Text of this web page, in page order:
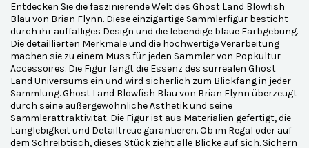
Entdecken Sie die faszinierende Welt des Ghost Land Blowfish
Blau von Brian Flynn. Diese einzigartige Sammlerfigur besticht
durch ihr auffälliges Design und die lebendige blaue Farbgebung.
Die detaillierten Merkmale und die hochwertige Verarbeitung
machen sie zu einem Muss für jeden Sammler von Popkultur-
Accessoires. Die Figur fängt die Essenz des surrealen Ghost
Land Universums ein und wird sicherlich zum Blickfang in jeder
Sammlung. Ghost Land Blowfish Blau von Brian Flynn überzeugt
durch seine außergewöhnliche Ästhetik und seine
Sammlerattraktivität. Die Figur ist aus Materialien gefertigt, die
Langlebigkeit und Detailtreue garantieren. Ob im Regal oder auf
dem Schreibtisch, dieses Stück zieht alle Blicke auf sich. Sichern